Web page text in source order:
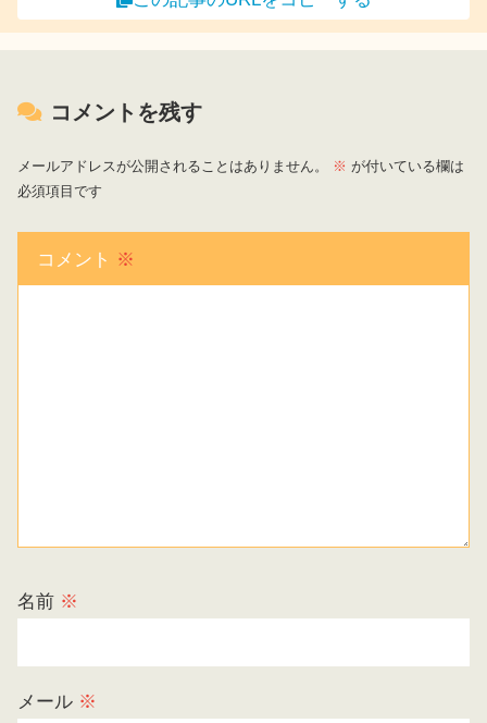
コメントを残す
メールアドレスが公開されることはありません。 ※ が付いている欄は
必須項目です
コメント ※
名前 ※
メール ※